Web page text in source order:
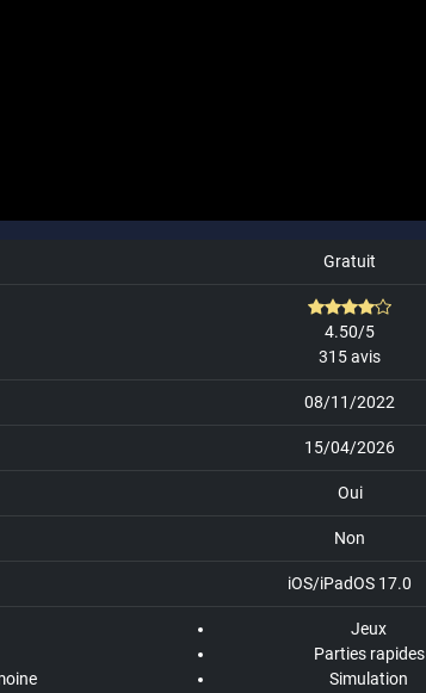
Gratuit
4.50/5
315 avis
08/11/2022
15/04/2026
Oui
Non
iOS/iPadOS 17.0
Jeux
Parties rapides
Simulation